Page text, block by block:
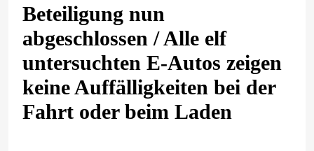
Beteiligung nun
abgeschlossen / Alle elf
untersuchten E-Autos zeigen
keine Auffälligkeiten bei der
Fahrt oder beim Laden